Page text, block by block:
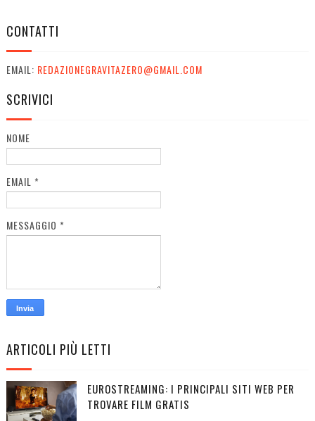
CONTATTI
EMAIL: REDAZIONEGRAVITAZERO@GMAIL.COM
SCRIVICI
NOME
EMAIL *
MESSAGGIO *
ARTICOLI PIÙ LETTI
EUROSTREAMING: I PRINCIPALI SITI WEB PER
TROVARE FILM GRATIS